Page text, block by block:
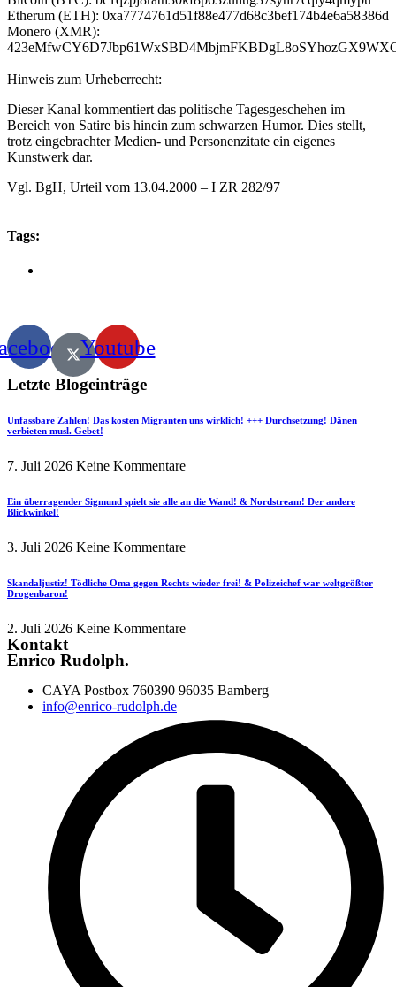
Etherum (ETH): 0xa7774761d51f88e477d68c3bef174b4e6a58386d
Monero (XMR):
———————————
Hinweis zum Urheberrecht:
Dieser Kanal kommentiert das politische Tagesgeschehen im
Bereich von Satire bis hinein zum schwarzen Humor. Dies stellt,
trotz eingebrachter Medien- und Personenzitate ein eigenes
Kunstwerk dar.
Vgl. BgH, Urteil vom 13.04.2000 – I ZR 282/97
Tags:
Youtube
Letzte Blogeinträge
Unfassbare Zahlen! Das kosten Migranten uns wirklich! +++ Durchsetzung! Dänen
verbieten musl. Gebet!
7. Juli 2026 Keine Kommentare
Ein überragender Sigmund spielt sie alle an die Wand! & Nordstream! Der andere
Blickwinkel!
3. Juli 2026 Keine Kommentare
Skandaljustiz! Tödliche Oma gegen Rechts wieder frei! & Polizeichef war weltgrößter
Drogenbaron!
2. Juli 2026 Keine Kommentare
Kontakt
Enrico Rudolph.
CAYA Postbox 760390 96035 Bamberg
info@enrico-rudolph.de